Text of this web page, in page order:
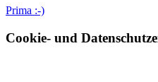
Prima :-)
Cookie- und